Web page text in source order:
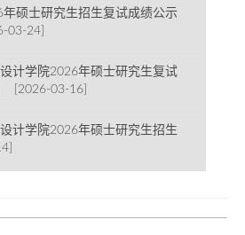
硕士研究生招生复试成绩公示
03-24]
计学院2026年硕士研究生复试
[2026-03-16]
计学院2026年硕士研究生招生